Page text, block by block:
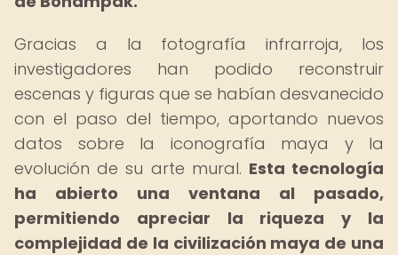
Gracias a la fotografía infrarroja, los
investigadores han podido reconstruir
escenas y figuras que se habían desvanecido
con el paso del tiempo, aportando nuevos
datos sobre la iconografía maya y la
evolución de su arte mural. Esta tecnología
ha abierto una ventana al pasado,
permitiendo apreciar la riqueza y la
complejidad de la civilización maya de una